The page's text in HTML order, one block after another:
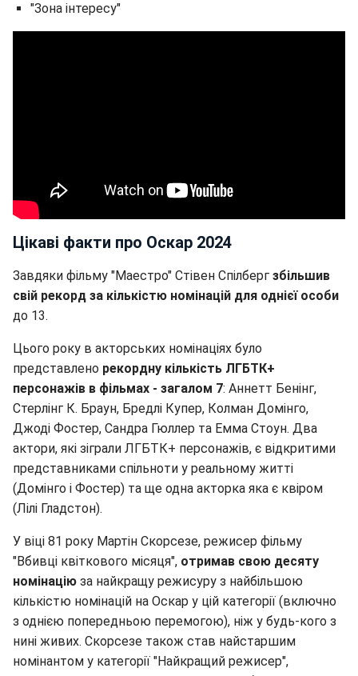
"Зона інтересу"
Цікаві факти про Оскар 2024
Завдяки фільму "Маестро" Стівен Спілберг збільшив
свій рекорд за кількістю номінацій для однієї особи
до 13.
Цього року в акторських номінаціях було
представлено рекордну кількість ЛГБТК+
персонажів в фільмах - загалом 7: Аннетт Бенінг,
Стерлінг К. Браун, Бредлі Купер, Колман Домінго,
Джоді Фостер, Сандра Гюллер та Емма Стоун. Два
актори, які зіграли ЛГБТК+ персонажів, є відкритими
представниками спільноти у реальному житті
(Домінго і Фостер) та ще одна акторка яка є квіром
(Лілі Гладстон).
У віці 81 року Мартін Скорсезе, режисер фільму
"Вбивці квіткового місяця", отримав свою десяту
номінацію за найкращу режисуру з найбільшою
кількістю номінацій на Оскар у цій категорії (включно
з однією попередньою перемогою), ніж у будь-кого з
нині живих. Скорсезе також став найстаршим
номінантом у категорії "Найкращий режисер",